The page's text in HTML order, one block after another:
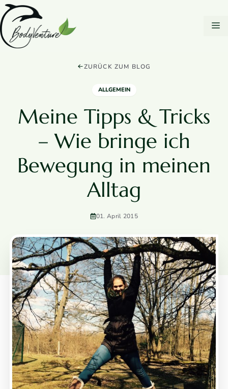
Zum
Inhalt
springen
ZURÜCK ZUM BLOG
ALLGEMEIN
Meine Tipps & Tricks
– Wie bringe ich
Bewegung in meinen
Alltag
01. April 2015
DSGVO Cookie Consent mit Real Cookie Banner